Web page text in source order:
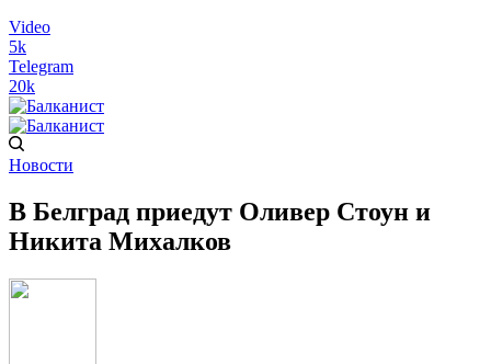
Video
5k
Telegram
20k
Новости
В Белград приедут Оливер Стоун и
Никита Михалков